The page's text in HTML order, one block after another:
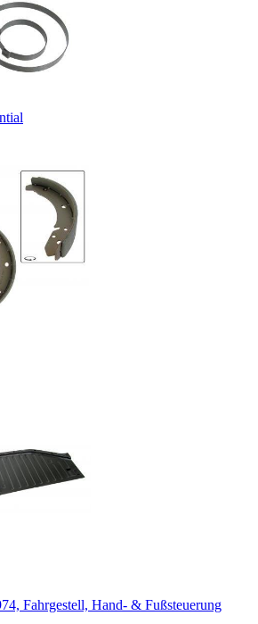
Fahrgestell, Hand- & Fußsteuerung